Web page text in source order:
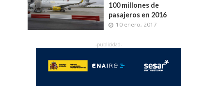
100 millones de
pasajeros en 2016
10 enero, 2017